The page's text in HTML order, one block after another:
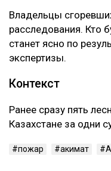
Владельцы
расследования. Кто
станет ясно по
экспертизы.
Контекст
Ранее сразу пять
Казахстане за одни
пожар акимат